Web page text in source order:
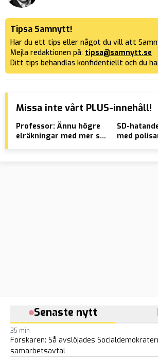
Tipsa Samnytt!
Har du ett tips eller något du vill att
Mejla redaktionen på: tipsa@samnytt.se
Ditt tips behandlas konfidentiellt och du
Missa inte vårt PLUS-innehåll!
Professor: Ännu högre
elräkningar med mer sol
SD-
med
Senaste nytt
35 min
Forskaren: Så avslöjades
samarbetsavtal